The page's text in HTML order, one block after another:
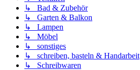
↳ Bad & Zubehör
↳ Garten & Balkon
↳ Lampen
↳ Möbel
↳ sonstiges
↳ schreiben, basteln & Handarbeit
↳ Schreibwaren